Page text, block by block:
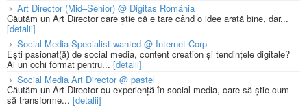
Art Director (Mid–Senior) @ Digitas România
Căutăm un Art Director care știe că e tare când o idee arată bine, dar...
[detalii]
Social Media Specialist wanted @ Internet Corp
Ești pasionat(ă) de social media, content creation și tendințele digitale?
Ai un ochi format pentru... [detalii]
Social Media Art Director @ pastel
Căutăm un Art Director cu experiență în social media, care să știe cum
să transforme... [detalii]